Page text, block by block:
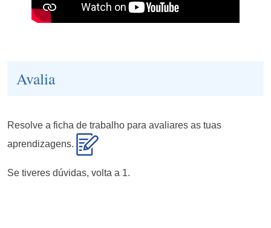
Avalia
Resolve a ficha de trabalho para avaliares as tuas
aprendizagens.
Se tiveres dúvidas, volta a 1.